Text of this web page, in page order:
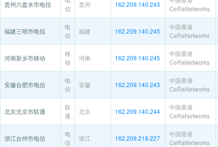
贵州六盘水市电信
信
贵州 162.209.140.243
CeRaNetworks
福建三明市电信
电
信
福建 162.209.140.245
中国香港
CeRaNetworks
河南新乡市移动
移
动
河南 162.209.140.245
中国香港
CeRaNetworks
安徽合肥市电信
电
信
安徽 162.209.140.243
中国香港
CeRaNetworks
北京北京市联通
联
通
北京 162.209.140.244
中国香港
CeRaNetworks
浙江台州市电信
电
信
浙江 162.209.218.227
中国香港
CeRaNetworks